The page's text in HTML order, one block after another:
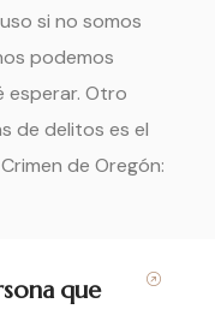
si no somos
podemos
esperar. Otro
de delitos es el
de Oregón:
que